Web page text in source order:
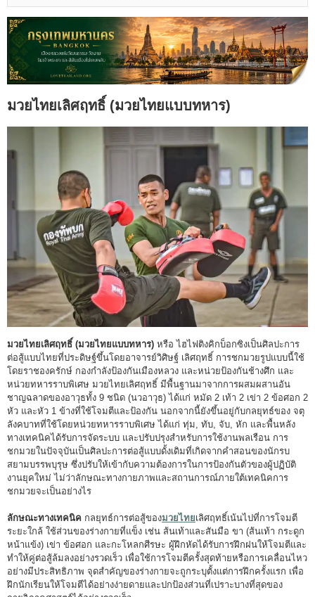
มวยไทยเลิศฤทธิ์ (มวยไทยแบบทหาร)
มวยไทยเลิศฤทธิ์ (มวยไทยแบบทหาร) หรือ ไฮไฟติงคิกบ็อกซิงเป็นศิลปะการ
ต่อสู้แบบไทยที่ประดิษฐ์ขึ้นโดยอาจารย์วิศิษฐ์ เลิศฤทธิ์ การชกมวยรูปแบบนี้ใช้
โดยราชองครักษ์ กองกำลังป้องกันเมืองหลวง และหน่วยป้องกันช้างศึก และ
หน่วยทหารราบพิเศษ มวยไทยเลิศฤทธิ์ มีพื้นฐานมาจากการผสมผสานอัน
ชาญฉลาดของอาวุธทั้ง 9 ชนิด (นวอาวุธ) ได้แก่ หมัด 2 เท้า 2 เข่า 2 ข้อศอก 2
หัว และหัว 1 ข้างที่ใช้โจมตีและป้องกัน นอกจากนี้ยังขึ้นอยู่กับกลยุทธ์ของ จตุ
ลังคบาทที่ใช้โดยหน่วยทหารราบพิเศษ ได้แก่ ทุ่ม, ทับ, จับ, หัก และพื้นหลัง
ทางเทคนิคได้รับการจัดระบบ และปรับปรุงสำหรับการใช้งานพลเรือน การ
ชกมวยในปัจจุบันเป็นศิลปะการต่อสู้แบบดั้งเดิมที่เกิดจากคำสอนของนักรบ
สยามบรรพบุรุษ ซึ่งปรับให้เข้ากับความต้องการในการป้องกันตัวของผู้ปฏิบัติ
งานยุคใหม่ ไม่ว่าลักษณะทางกายภาพและสถานการณ์ภายใต้เทคนิคการ
ชกมวยจะเป็นอย่างไร
ลักษณะทางเทคนิค กลยุทธ์การต่อสู้ของมวยไทยเลิศฤทธิ์เน้นไปที่การโจมตี
ระยะใกล้ ใช้ส่วนของร่างกายที่แข็ง เช่น ส้นเท้าและสันมือ ขา (ส้นเท้า กระดูก
หน้าแข้ง) เข่า ข้อศอก และกะโหลกศีรษะ ผู้ฝึกหัดได้รับการฝึกฝนให้โจมตีและ
ทำให้คู่ต่อสู้ล้มลงอย่างรวดเร็ว เพื่อใช้การโจมตีครั้งสุดท้ายหรือการเคลื่อนไหว
อย่างมีประสิทธิภาพ จุดสำคัญของร่างกายจะถูกระบุตั้งแต่การฝึกครั้งแรก เพื่อ
ฝึกนักเรียนให้โจมตีได้อย่างง่ายดายและปกป้องส่วนที่เปราะบางที่สุดของ